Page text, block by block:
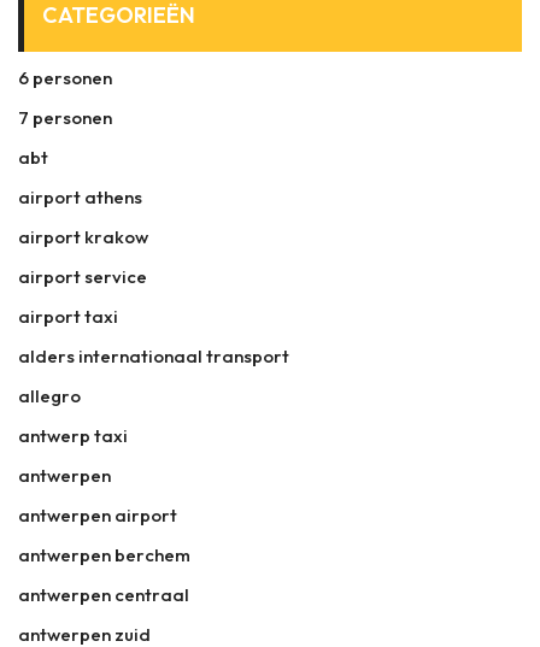
CATEGORIEËN
6 personen
7 personen
abt
airport athens
airport krakow
airport service
airport taxi
alders internationaal transport
allegro
antwerp taxi
antwerpen
antwerpen airport
antwerpen berchem
antwerpen centraal
antwerpen zuid